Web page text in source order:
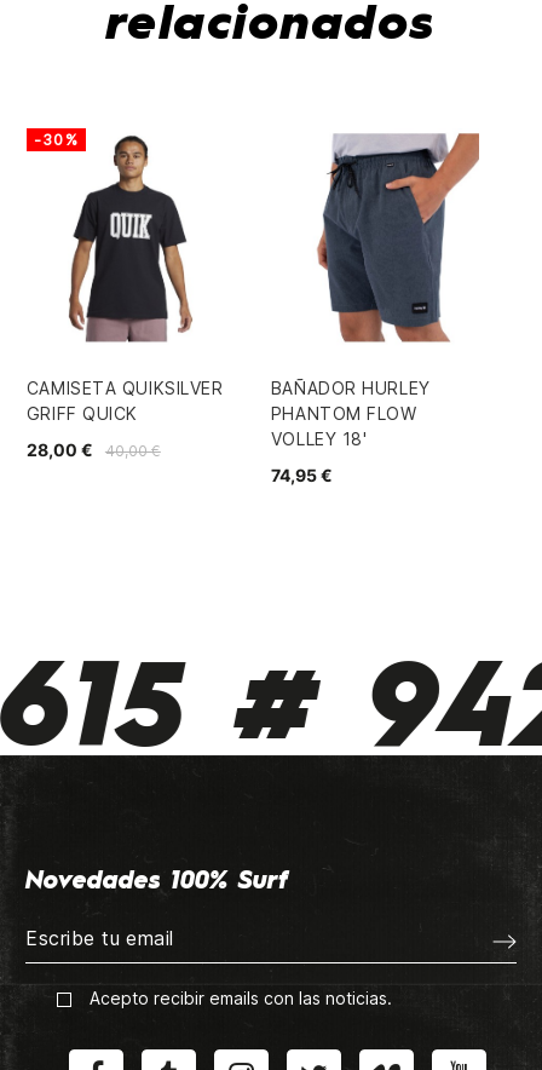
relacionados
CAMISETA QUIKSILVER
GRIFF QUICK
40,00 €
28,00 €
-30%
BAÑADOR HURLEY
PHANTOM FLOW
VOLLEY 18'
74,95 €
#
Novedades 100% Surf
Acepto recibir emails con las noticias.